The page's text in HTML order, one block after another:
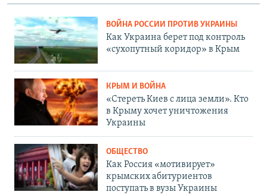
ВОЙНА РОССИИ ПРОТИВ УКРАИНЫ
Как Украина берет под контроль
«сухопутный коридор» в Крым
КРЫМ И ВОЙНА
«Стереть Киев с лица земли». Кто
в Крыму хочет уничтожения
Украины
ОБЩЕСТВО
Как Россия «мотивирует»
крымских абитуриентов
поступать в вузы Украины